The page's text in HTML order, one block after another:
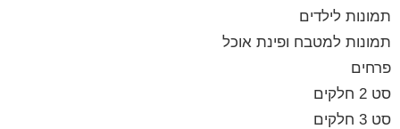
תמונות לילדים
תמונות למטבח ופינת אוכל
פרחים
סט 2 חלקים
סט 3 חלקים